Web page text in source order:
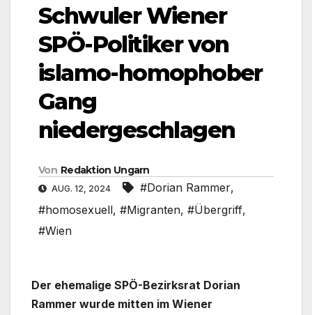
Schwuler Wiener
SPÖ-Politiker von
islamo-homophober
Gang
niedergeschlagen
Von Redaktion Ungarn
AUG. 12, 2024 #Dorian Rammer,
#homosexuell, #Migranten, #Übergriff,
#Wien
Der ehemalige SPÖ-Bezirksrat Dorian
Rammer wurde mitten im Wiener